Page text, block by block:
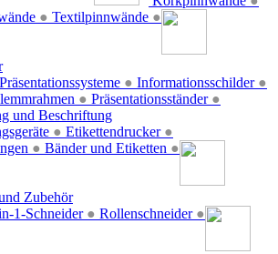
● Textilpinnwände ●
Präsentationssysteme ● Informationsschilder ●
● Präsentationsständer ●
und Beschriftung
● Etikettendrucker ●
● Bänder und Etiketten ●
Zubehör
1-Schneider ● Rollenschneider ●